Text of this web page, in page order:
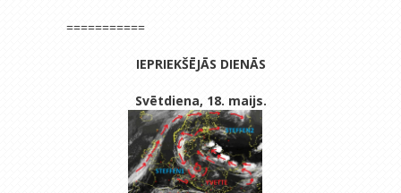
===========
IEPRIEKŠĒJĀS DIENĀS
Svētdiena, 18. maijs.